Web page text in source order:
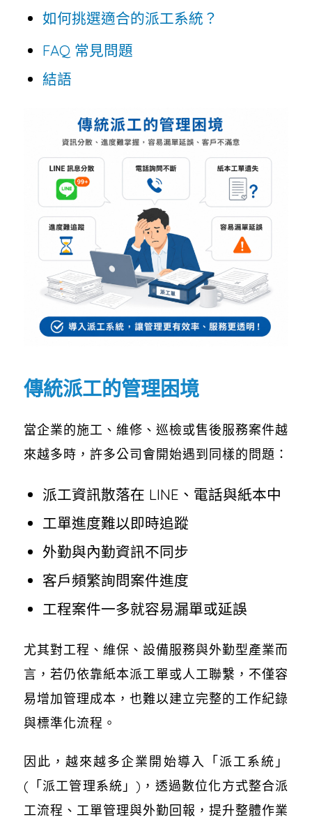
如何挑選適合的派工系統？
FAQ 常見問題
結語
傳統派工的管理困境
當企業的施工、維修、巡檢或售後服務案件越
來越多時，許多公司會開始遇到同樣的問題：
派工資訊散落在 LINE、電話與紙本中
工單進度難以即時追蹤
外勤與內勤資訊不同步
客戶頻繁詢問案件進度
工程案件一多就容易漏單或延誤
尤其對工程、維保、設備服務與外勤型產業而
言，若仍依靠紙本派工單或人工聯繫，不僅容
易增加管理成本，也難以建立完整的工作紀錄
與標準化流程。
因此，越來越多企業開始導入「派工系統」
(「派工管理系統」)，透過數位化方式整合派
工流程、工單管理與外勤回報，提升整體作業